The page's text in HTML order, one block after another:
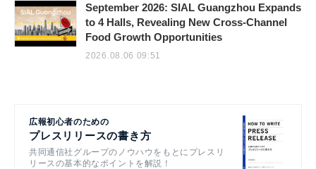
September 2026: SIAL Guangzhou Expands
to 4 Halls, Revealing New Cross-Channel
Food Growth Opportunities
2026.08.06 09:51
広報初心者のための
プレスリリースの書き方
共同通信社グループのノウハウをもとにプレスリ
リースの基本的なポイントを解説！